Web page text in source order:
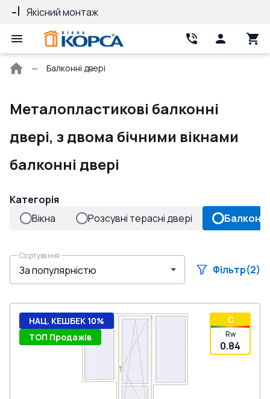
Якісний монтаж
Головна
Балконні двері
Металопластикові балконні
двері, з двома бічними вікнами
балконні двері
Категорія
Вікна
Розсувні терасні двері
Сортування
Фільтр(2)
C
Rw
0.84
НАЦ. КЕШБЕК 10%
ТОП Продажів